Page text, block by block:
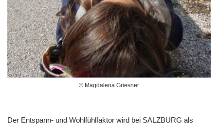
© Magdalena Griesner
Der Entspann- und Wohlfühlfaktor wird bei SALZBURG als